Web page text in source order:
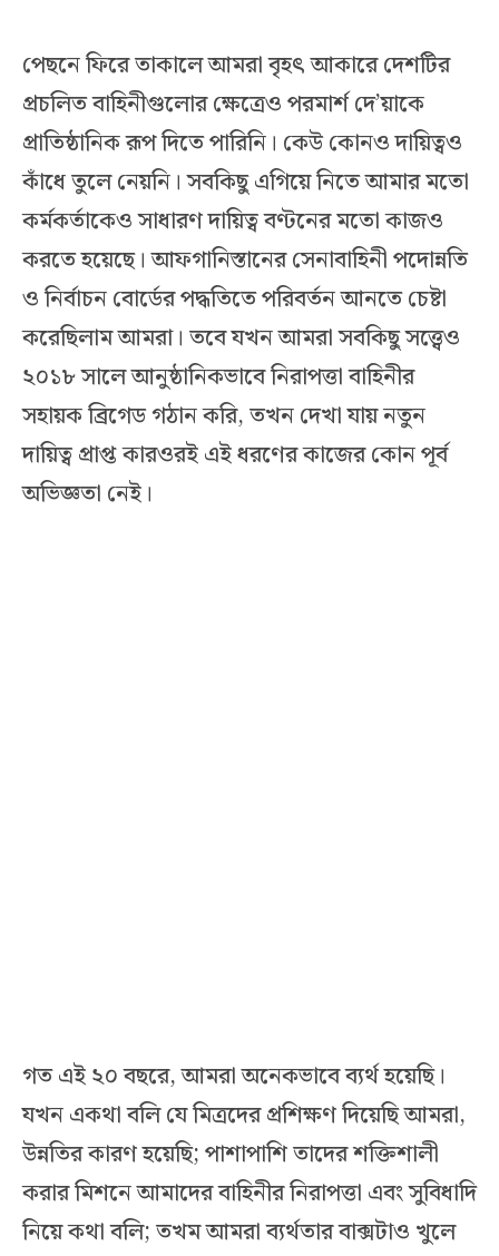
পেছনে ফিরে তাকালে আমরা বৃহৎ আকারে দেশটির
প্রচলিত বাহিনীগুলোর ক্ষেত্রেও পরমার্শ দে’য়াকে
প্রাতিষ্ঠানিক রূপ দিতে পারিনি। কেউ কোনও দায়িত্বও
কাঁধে তুলে নেয়নি। সবকিছু এগিয়ে নিতে আমার মতো
কর্মকর্তাকেও সাধারণ দায়িত্ব বণ্টনের মতো কাজও
করতে হয়েছে। আফগানিস্তানের সেনাবাহিনী পদোন্নতি
ও নির্বাচন বোর্ডের পদ্ধতিতে পরিবর্তন আনতে চেষ্টা
করেছিলাম আমরা। তবে যখন আমরা সবকিছু সত্ত্বেও
২০১৮ সালে আনুষ্ঠানিকভাবে নিরাপত্তা বাহিনীর
সহায়ক ব্রিগেড গঠান করি, তখন দেখা যায় নতুন
দায়িত্ব প্রাপ্ত কারওরই এই ধরণের কাজের কোন পূর্ব
অভিজ্ঞতা নেই।
গত এই ২০ বছরে, আমরা অনেকভাবে ব্যর্থ হয়েছি।
যখন একথা বলি যে মিত্রদের প্রশিক্ষণ দিয়েছি আমরা,
উন্নতির কারণ হয়েছি; পাশাপাশি তাদের শক্তিশালী
করার মিশনে আমাদের বাহিনীর নিরাপত্তা এবং সুবিধাদি
নিয়ে কথা বলি; তখম আমরা ব্যর্থতার বাক্সটাও খুলে